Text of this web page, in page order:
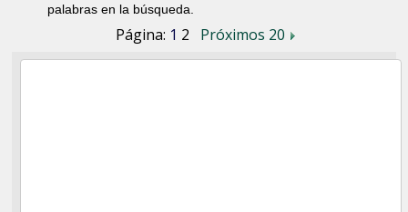
palabras en la búsqueda.
Página: 1 2 Próximos 20